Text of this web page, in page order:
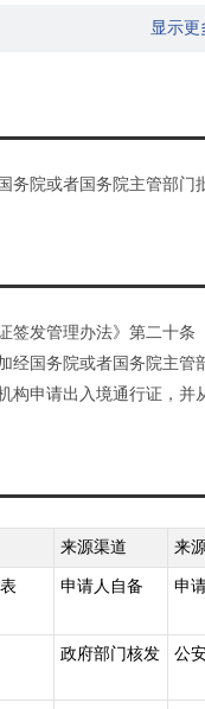
显示更
务院或者国务院主管部门
签发管理办法》第二十条
经国务院或者国务院主
构申请出入境通行证，并
来源渠道 来
申请人自备 申
政府部门核发 公